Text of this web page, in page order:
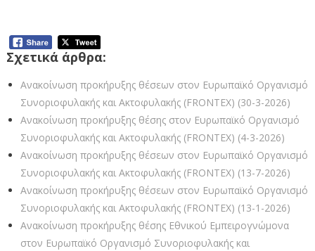
Σχετικά άρθρα:
Ανακοίνωση προκήρυξης θέσεων στον Ευρωπαϊκό Οργανισμό
Συνοριοφυλακής και Ακτοφυλακής (FRΟΝΤΕΧ) (30-3-2026)
Ανακοίνωση προκήρυξης θέσης στον Ευρωπαϊκό Οργανισμό
Συνοριοφυλακής και Ακτοφυλακής (FRΟΝΤΕΧ) (4-3-2026)
Ανακοίνωση προκήρυξης θέσεων στον Ευρωπαϊκό Οργανισμό
Συνοριοφυλακής και Ακτοφυλακής (FRΟΝΤΕΧ) (13-7-2026)
Ανακοίνωση προκήρυξης θέσεων στον Ευρωπαϊκό Οργανισμό
Συνοριοφυλακής και Ακτοφυλακής (FRΟΝΤΕΧ) (13-1-2026)
Ανακοίνωση προκήρυξης θέσης Εθνικού Εμπειρογνώμονα
στον Ευρωπαϊκό Οργανισμό Συνοριοφυλακής και